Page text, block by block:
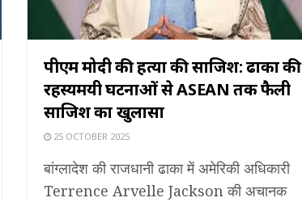
पीएम मोदी की हत्या की साजिश: ढाका की
रहस्यमयी घटनाओं से ASEAN तक फैली
साजिश का खुलासा
25 OCTOBER 2025
बांग्लादेश की राजधानी ढाका में अमेरिकी अधिकारी
Terrence Arvelle Jackson की अचानक